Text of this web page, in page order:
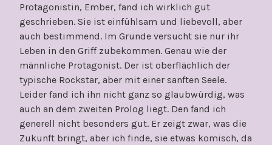
Protagonistin, Ember, fand ich wirklich gut
geschrieben. Sie ist einfühlsam und liebevoll, aber
auch bestimmend. Im Grunde versucht sie nur ihr
Leben in den Griff zubekommen. Genau wie der
männliche Protagonist. Der ist oberflächlich der
typische Rockstar, aber mit einer sanften Seele.
Leider fand ich ihn nicht ganz so glaubwürdig, was
auch an dem zweiten Prolog liegt. Den fand ich
generell nicht besonders gut. Er zeigt zwar, was die
Zukunft bringt, aber ich finde, sie etwas komisch, da